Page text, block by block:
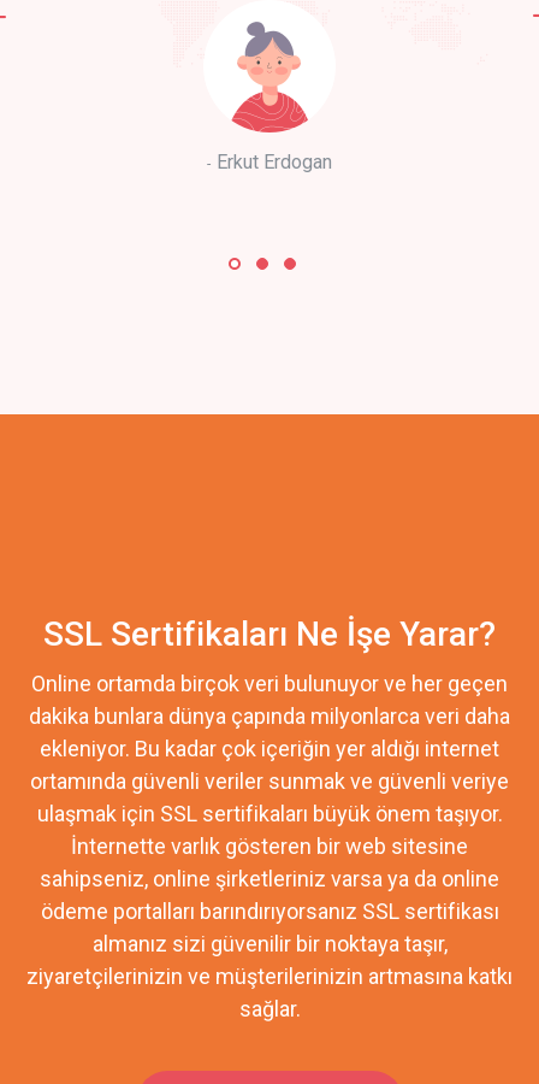
Erkut Erdogan
SSL Sertifikaları Ne İşe Yarar?
Online ortamda birçok veri bulunuyor ve her geçen
dakika bunlara dünya çapında milyonlarca veri daha
ekleniyor. Bu kadar çok içeriğin yer aldığı internet
ortamında güvenli veriler sunmak ve güvenli veriye
ulaşmak için SSL sertifikaları büyük önem taşıyor.
İnternette varlık gösteren bir web sitesine
sahipseniz, online şirketleriniz varsa ya da online
ödeme portalları barındırıyorsanız SSL sertifikası
almanız sizi güvenilir bir noktaya taşır,
ziyaretçilerinizin ve müşterilerinizin artmasına katkı
sağlar.